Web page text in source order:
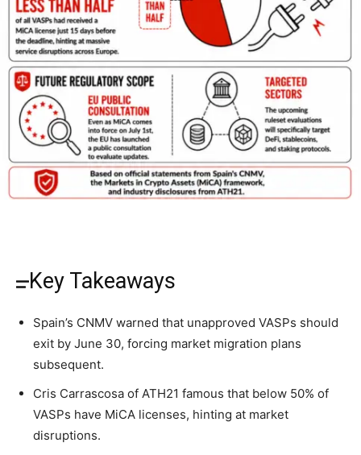
Key Takeaways
Spain’s CNMV warned that unapproved VASPs should
exit by June 30, forcing market migration plans
subsequent.
Cris Carrascosa of ATH21 famous that below 50% of
VASPs have MiCA licenses, hinting at market
disruptions.